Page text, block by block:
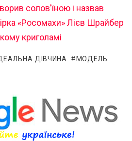
солов’їною і назвав
«Росомахи» Лієв Шрайбер
криголамі
ДІВЧИНА
МОДЕЛЬ